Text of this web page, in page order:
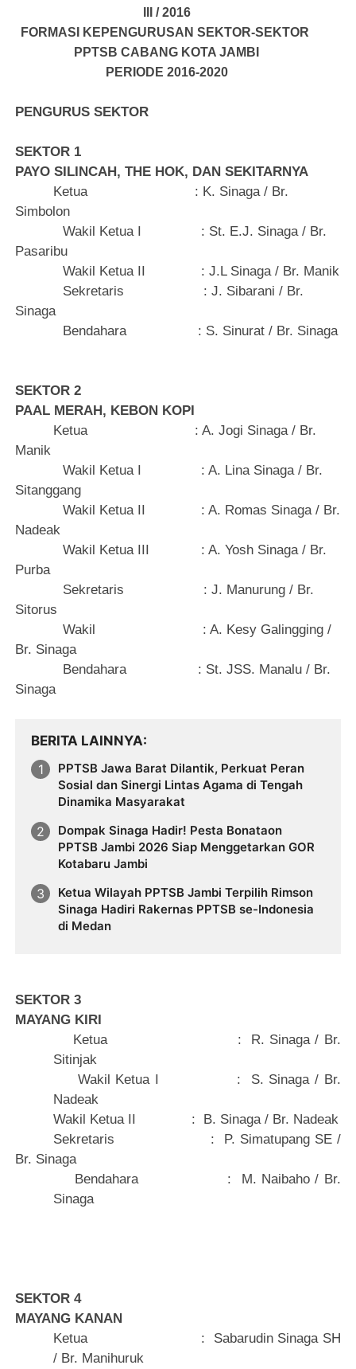
/ 2016
FORMASI KEPENGURUSAN SEKTOR-SEKTOR
PPTSB CABANG KOTA JAMBI
PERIODE 2016-2020
PENGURUS SEKTOR
SEKTOR 1
PAYO SILINCAH, THE HOK, DAN SEKITARNYA
Ketua
: K. Sinaga / Br.
Simbolon
Wakil Ketua I
: St. E.J. Sinaga / Br.
Pasaribu
Wakil Ketua II
: J.L Sinaga / Br. Manik
Sekretaris
: J. Sibarani / Br.
Sinaga
Bendahara
: S. Sinurat / Br. Sinaga
SEKTOR 2
PAAL MERAH, KEBON KOPI
Ketua
: A. Jogi Sinaga/ Br.
Manik
Wakil Ketua I
: A. Lina Sinaga / Br.
Sitanggang
Wakil Ketua II
: A. Romas Sinaga / Br.
Nadeak
Wakil Ketua III
: A. Yosh Sinaga / Br.
Purba
Sekretaris
: J. Manurung / Br.
Sitorus
Wakil
: A. Kesy Galingging /
Br. Sinaga
Bendahara
: St. JSS. Manalu / Br.
Sinaga
BERITA LAINNYA
PPTSB Jawa Barat Dilantik, Perkuat Peran
Sosial dan Sinergi Lintas Agama di Tengah
Dinamika Masyarakat
Dompak Sinaga Hadir! Pesta Bonataon
PPTSB Jambi 2026 Siap Menggetarkan GOR
Kotabaru Jambi
Ketua Wilayah PPTSB Jambi Terpilih Rimson
Sinaga Hadiri Rakernas PPTSB se-Indonesia
di Medan
SEKTOR 3
MAYANG KIRI
Ketua
:
R. Sinaga / Br.
Sitinjak
Wakil Ketua I
:
S. Sinaga / Br.
Nadeak
Wakil Ketua II
:
B. Sinaga / Br. Nadeak
Sekretaris
:
P. Simatupang SE /
Br. Sinaga
Bendahara
:
M. Naibaho / Br.
Sinaga
SEKTOR 4
MAYANG KANAN
Ketua
:
Sabarudin Sinaga SH
/ Br. Manihuruk